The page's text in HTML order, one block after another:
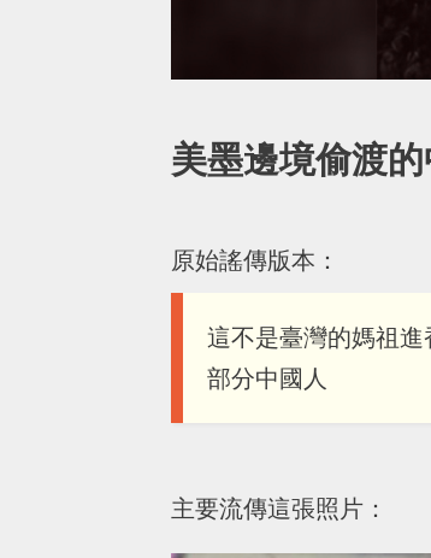
美墨邊境偷渡的
原始謠傳版本：
這不是臺灣的媽祖
部分中國人
主要流傳這張照片：